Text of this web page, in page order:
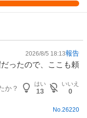
2026/8/5 18:13報告
ったので、ここも頼
か？
はい
13
いいえ
0
No.26220